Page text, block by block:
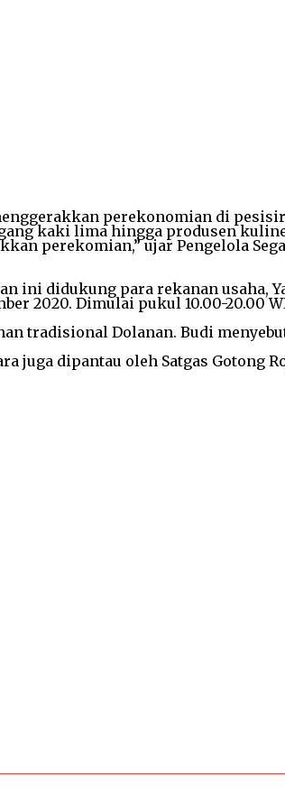
perekonomian di
kaki lima hingga produsen
perekomian,” ujar Pengelola
ini didukung para rekanan usaha,
2020. Dimulai pukul 10.00-20.00
tradisional Dolanan. Budi
dipantau oleh Satgas Gotong